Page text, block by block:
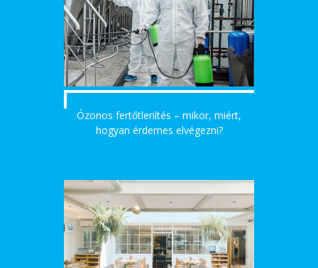
Ózonos fertőtlenítés – mikor, miért,
hogyan érdemes elvégezni?